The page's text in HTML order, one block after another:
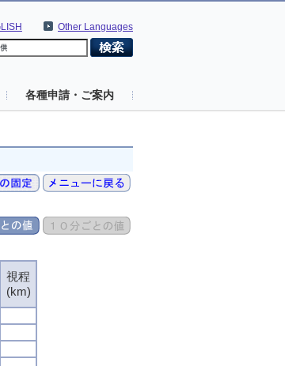
Other Languages
各種申請・ご案内
視程
(km)